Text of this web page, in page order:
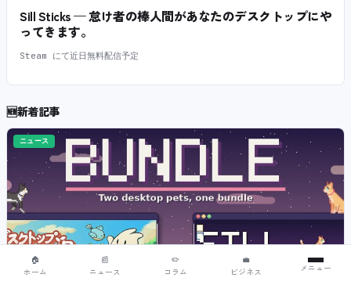
Sill Sticks — 怠け者の棒人間があなたのデスクトップにや
ってきます。
Steam にて近日無料配信予定
🆕新着記事
ニュース
🏠
ホーム
📰
ニュース
✏️
コラム
💼
ビジネス
メニュー